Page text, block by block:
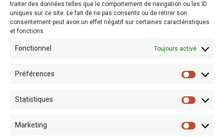
traiter des données telles que le comportement de navigation ou les ID
uniques sur ce site. Le fait de ne pas consentir ou de retirer son
consentement peut avoir un effet négatif sur certaines caractéristiques
et fonctions.
Fonctionnel Toujours activé
Préférences
Statistiques
Marketing
Mentions
Espace
presse